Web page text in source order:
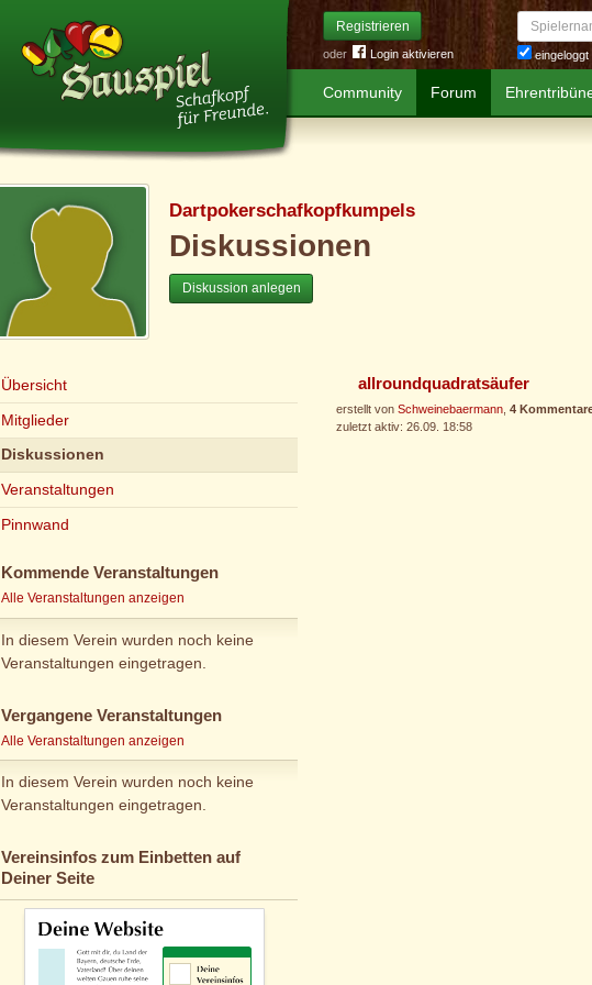
Registrieren
oder Login aktivieren
Spielername
eingeloggt
Community Forum
Dartpokerschafkopfkumpels
Diskussionen
Diskussion anlegen
Übersicht
Mitglieder
Diskussionen
Veranstaltungen
Pinnwand
Kommende Veranstaltungen
Alle Veranstaltungen anzeigen
In diesem Verein wurden noch keine
Veranstaltungen eingetragen.
Vergangene Veranstaltungen
Alle Veranstaltungen anzeigen
In diesem Verein wurden noch keine
Veranstaltungen eingetragen.
Vereinsinfos zum Einbetten auf
Deiner Seite
allroundquadratsäufer
erstellt von Schweinebaermann, 4
zuletzt aktiv: 26.09. 18:58